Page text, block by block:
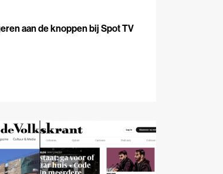
aan de knoppen bij Spot TV